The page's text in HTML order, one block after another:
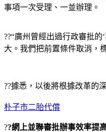
事項一次受理、一並辦理。
??“廣州曾經出過行政審批
大。我們把前置條件取消，
??據悉，以後將根據改革的
朴子市二胎代償
??網上並聯審批辦事效率提